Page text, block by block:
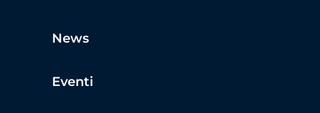
News
Eventi